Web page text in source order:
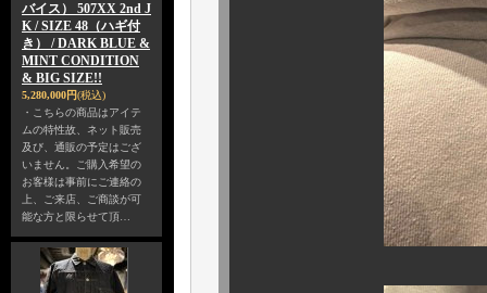
バイス） 507XX 2nd J
K / SIZE 48（ハギ付
き） / DARK BLUE &
MINT CONDITION
& BIG SIZE!!
5,280,000円(税込)
・こちらの商品はアイテ
ムの特性故、ネット販売
及び、通販の予定はござ
いません。ご購入希望の
お客様は事前にご連絡の
上、ご来店、ご商談が可
能な方と限らせて頂…